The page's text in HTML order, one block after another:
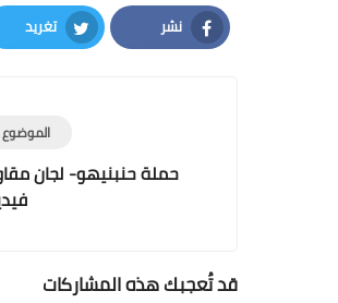
نشر
Facebook
تغريد
Twitter
حملة حنبنيهو- لجان
قد تُعجبك هذه المشاركات